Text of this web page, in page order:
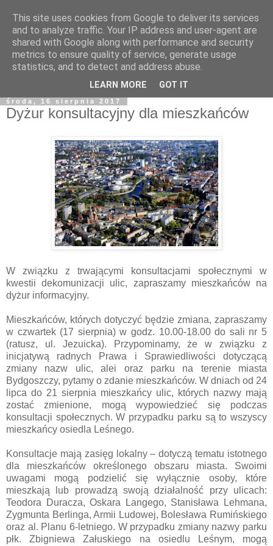
środa, 16 sierpnia 2017
Dyżur konsultacyjny dla mieszkańców
W związku z trwającymi konsultacjami społecznymi w
kwestii dekomunizacji ulic, zapraszamy mieszkańców na
dyżur informacyjny.
Mieszkańców, których dotyczyć będzie zmiana, zapraszamy
w czwartek (17 sierpnia) w godz. 10.00-18.00 do sali nr 5
(ratusz, ul. Jezuicka). Przypominamy, że w związku z
inicjatywą radnych Prawa i Sprawiedliwości dotyczącą
zmiany nazw ulic, alei oraz parku na terenie miasta
Bydgoszczy, pytamy o zdanie mieszkańców. W dniach od 24
lipca do 21 sierpnia mieszkańcy ulic, których nazwy mają
zostać zmienione, mogą wypowiedzieć się podczas
konsultacji społecznych. W przypadku parku są to wszyscy
mieszkańcy osiedla Leśnego.
Konsultacje mają zasięg lokalny – dotyczą tematu istotnego
dla mieszkańców określonego obszaru miasta. Swoimi
uwagami mogą podzielić się wyłącznie osoby, które
mieszkają lub prowadzą swoją działalność przy ulicach:
Teodora Duracza, Oskara Langego, Stanisława Lehmana,
Zygmunta Berlinga, Armii Ludowej, Bolesława Rumińskiego
oraz al. Planu 6-letniego. W przypadku zmiany nazwy parku
płk. Zbigniewa Załuskiego na osiedlu Leśnym, mogą
This site uses cookies from Google to deliver its services
and to analyze traffic. Your IP address and user-agent are
shared with Google along with performance and security
metrics to ensure quality of service, generate usage
statistics, and to detect and address abuse.
LEARN MORE GOT IT